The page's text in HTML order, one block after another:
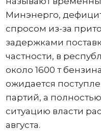
Минэнерго,
спросом из-за
задержками
частности, в
около 1600 т
ожидается
партий, а
ситуацию власти
августа.